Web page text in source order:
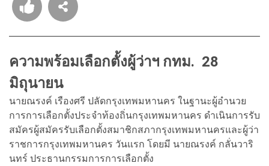
ความพร้อมเลือกตั้งผู้ว่าฯ กทม. 28
มิถุนายน
นายณรงค์ เรืองศรี ปลัดกรุงเทพมหานคร ในฐานะผู้อำนวย
การการเลือกตั้งประจำท้องถิ่นกรุงเทพมหานคร ดำเนินการรับ
สมัครผู้สมัครรับเลือกตั้งสมาชิกสภากรุงเทพมหานครและผู้ว่า
ราชการกรุงเทพมหานคร วันแรก โดยมี นายณรงค์ กลั่นวาริ
นทร์ ประธานกรรมการการเลือกตั้ง